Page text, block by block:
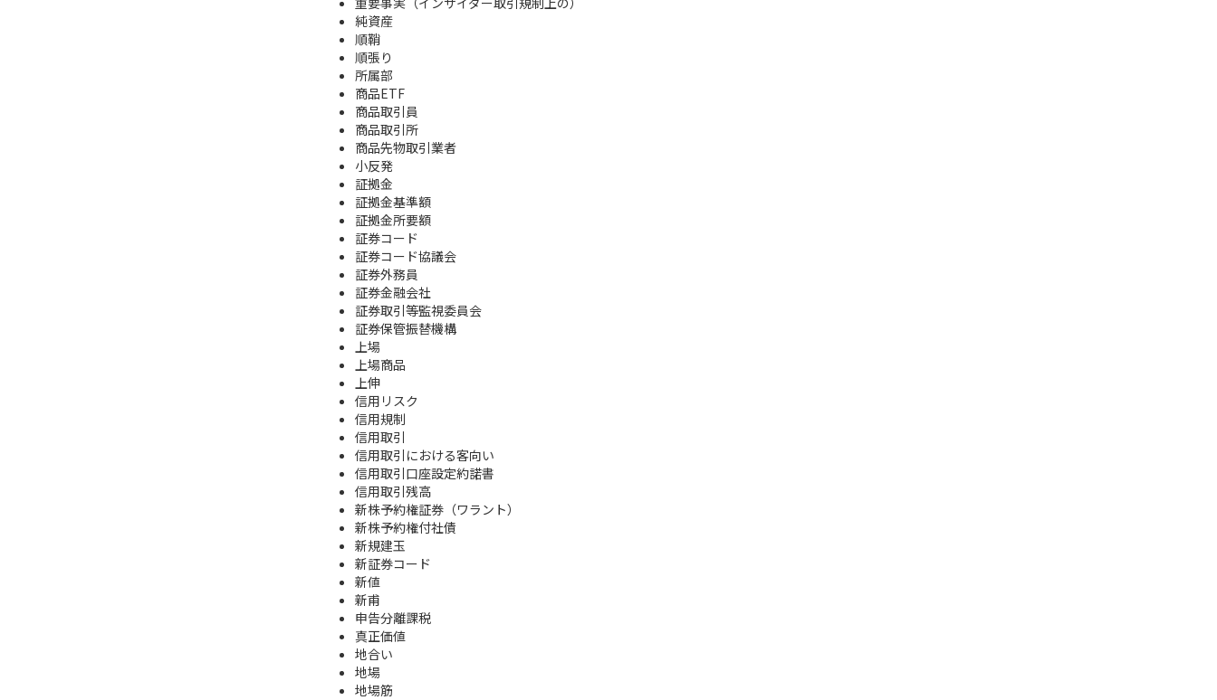
純資産
順鞘
順張り
所属部
商品ETF
商品取引員
商品取引所
商品先物取引業者
小反発
証拠金
証拠金基準額
証拠金所要額
証券コード
証券コード協議会
証券外務員
証券金融会社
証券取引等監視委員会
証券保管振替機構
上場
上場商品
上伸
信用リスク
信用規制
信用取引
信用取引における客向い
信用取引口座設定約諾書
信用取引残高
新株予約権証券（ワラント）
新株予約権付社債
新規建玉
新証券コード
新値
新甫
申告分離課税
真正価値
地合い
地場
地場筋